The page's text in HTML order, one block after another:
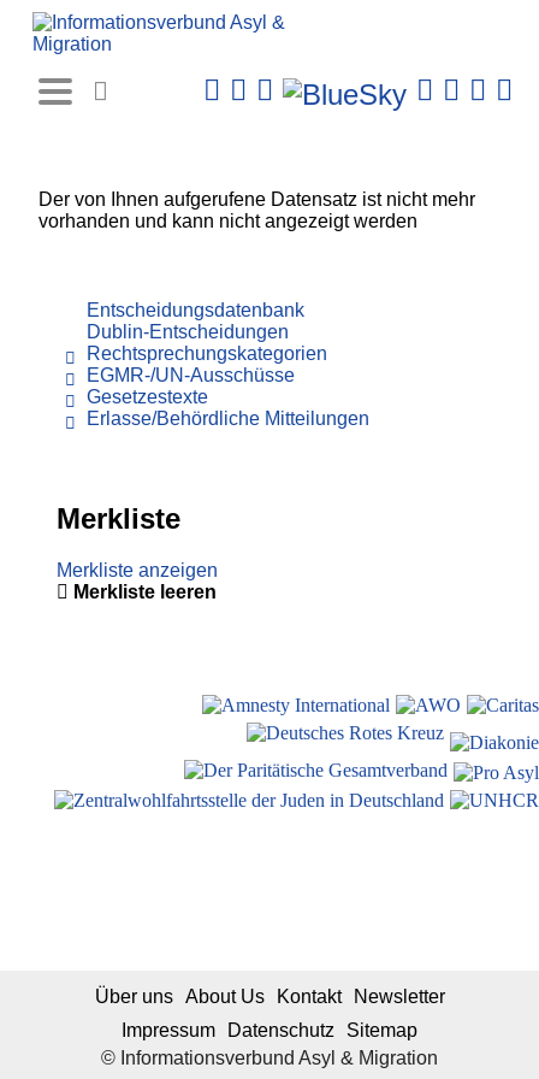
Der von Ihnen aufgerufene Datensatz ist nicht mehr
vorhanden und kann nicht angezeigt werden
Entscheidungsdatenbank
Dublin-Entscheidungen
Rechtsprechungskategorien
EGMR-/UN-Ausschüsse
Gesetzestexte
Erlasse/Behördliche Mitteilungen
Merkliste
Merkliste anzeigen
Merkliste leeren
© Informationsverbund Asyl & Migration
Über uns About Us Kontakt
Newsletter
Impressum
Datenschutz Sitemap